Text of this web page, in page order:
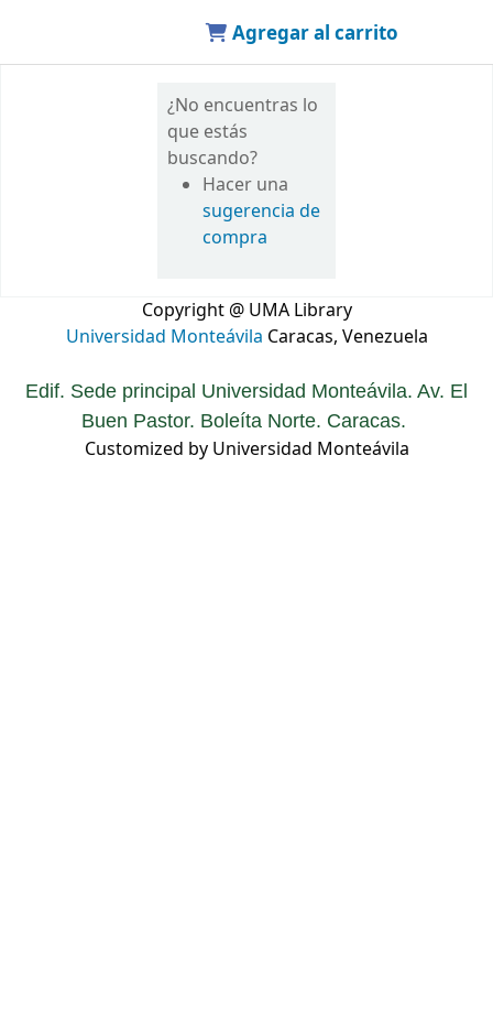
Agregar al carrito
¿No encuentras lo
que estás
buscando?
Hacer una
sugerencia de
compra
Copyright @ UMA Library
Universidad Monteávila Caracas, Venezuela
Edif. Sede principal Universidad Monteávila. Av. El
Buen Pastor. Boleíta Norte. Caracas.
Customized by Universidad Monteávila